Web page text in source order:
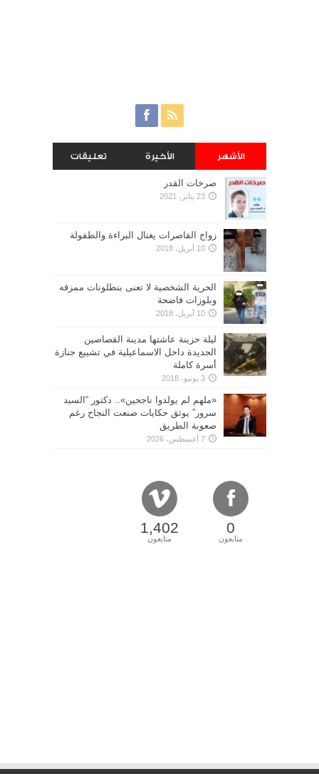
الأشهر الأخيرة تعليقات
صرخات القدر
23 يناير، 2021
زواج القاصرات يغتال البراءة والطفولة
10 أبريل، 2018
الحرية الشخصية لا تعنى بنطلونات ممزقه
وبلوزات فاضحة
10 أبريل، 2018
ليلة حزينة عاشتها مدينة القصاصين
الجديدة داخل الاسماعيلية في تشييع جنازة
أسرة كاملة
3 يونيو، 2018
«ملهم لم يولدوا ناجحين».. دكتور “السيد
سرور” يوثق حكايات صنعت النجاح رغم
صعوبة الطريق
7 أغسطس، 2026
0
متابعون
1,402
متابعون